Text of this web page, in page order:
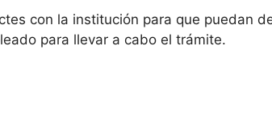
con la institución para que puedan
para llevar a cabo el trámite.